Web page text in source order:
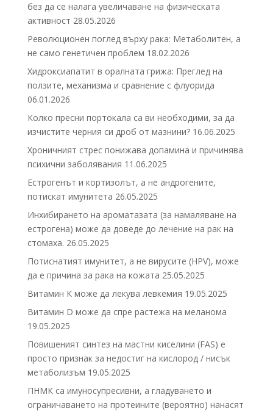
без да се налага увеличаване на физическата
активност 28.05.2026
Революционен поглед върху рака: Метаболитен, а
не само генетичен проблем 18.02.2026
Хидроксиапатит в оралната грижа: Преглед на
ползите, механизма и сравнение с флуорида
06.01.2026
Колко пресни портокала са ви необходими, за да
изчистите черния си дроб от мазнини? 16.06.2025
Хроничният стрес понижава допамина и причинява
психични заболявания 11.06.2025
Естрогенът и кортизолът, а не андрогените,
потискат имунитета 26.05.2025
Инхибирането на ароматазата (за намаляване на
естрогена) може да доведе до лечение на рак на
стомаха. 26.05.2025
Потиснатият имунитет, а не вирусите (HPV), може
да е причина за рака на кожата 25.05.2025
Витамин К може да лекува левкемия 19.05.2025
Витамин D може да спре растежа на меланома
19.05.2025
Повишеният синтез на мастни киселини (FAS) е
просто признак за недостиг на кислород / нисък
метаболизъм 19.05.2025
ПНМК са имуносупресивни, а гладуването и
ограничаването на протеините (вероятно) нанасят